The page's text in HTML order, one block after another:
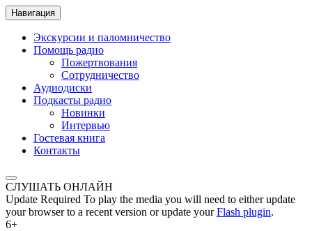
Навигация
Экскурсии и паломничество
Помощь радио
Пожертвования
Сотрудничество
Аудиодиски
Подкасты радио
Новинки
Интервью
Гостевая книга
Контакты
СЛУШАТЬ ОНЛАЙН
Update Required To play the media you will need to either update
your browser to a recent version or update yourFlash plugin.
6+